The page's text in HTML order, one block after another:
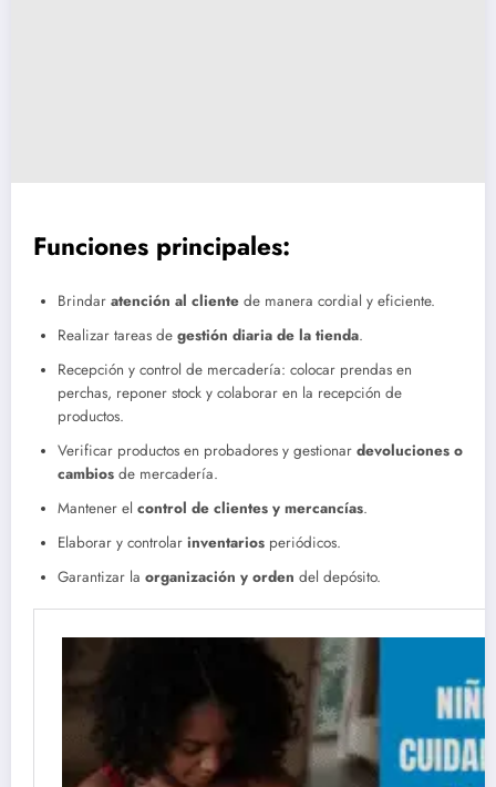
Funciones principales:
Brindar atención al cliente de manera cordial y eficiente.
Realizar tareas de gestión diaria de la tienda.
Recepción y control de mercadería: colocar prendas en
perchas, reponer stock y colaborar en la recepción de
productos.
Verificar productos en probadores y gestionar devoluciones o
cambios de mercadería.
Mantener el control de clientes y mercancías.
Elaborar y controlar inventarios periódicos.
Garantizar la organización y orden del depósito.